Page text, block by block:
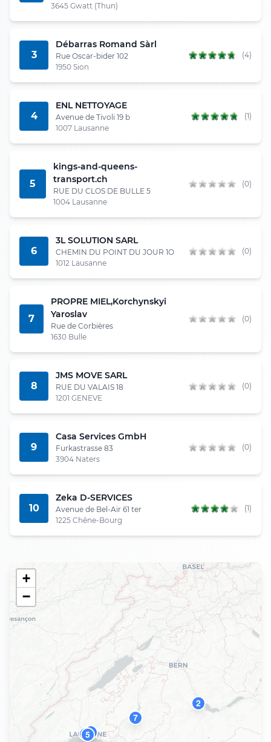
3645 Gwatt (Thun)
3
Débarras Romand Sàrl
Rue Oscar-bider 102
1950 Sion
(4)
4
ENL NETTOYAGE
Avenue de Tivoli 19 b
1007 Lausanne
(1)
5
kings-and-queens-
transport.ch
RUE DU CLOS DE BULLE 5
1004 Lausanne
(0)
6
3L SOLUTION SARL
CHEMIN DU POINT DU JOUR 1O
1012 Lausanne
(0)
7
PROPRE MIEL,Korchynskyi
Yaroslav
Rue de Corbières
1630 Bulle
(0)
8
JMS MOVE SARL
RUE DU VALAIS 18
1201 GENEVE
(0)
9
Casa Services GmbH
Furkastrasse 83
3904 Naters
(0)
10
Zeka D-SERVICES
Avenue de Bel-Air 61 ter
1225 Chêne-Bourg
(1)
2
456
7
+
−